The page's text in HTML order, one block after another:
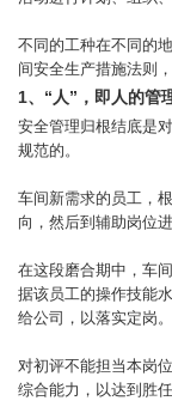
不同的工种在不同的
间安全生产措施法则
1、“人”，即人的管
安全管理归根结底是
规范的。
车间新需求的员工，
向，然后到辅助岗位
在这段磨合期中，车
据该员工的操作技能
给公司，以落实定岗。
对初评不能担当本岗
综合能力，以达到胜